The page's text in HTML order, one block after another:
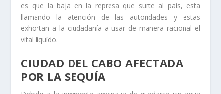
es que la baja en la represa que surte al país, esta
llamando la atención de las autoridades y estas
exhortan a la ciudadanía a usar de manera racional el
vital liquído.
CIUDAD DEL CABO AFECTADA
POR LA SEQUÍA